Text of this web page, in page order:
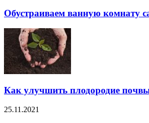
Обустраиваем ванную комнату
Как улучшить плодородие
25.11.2021